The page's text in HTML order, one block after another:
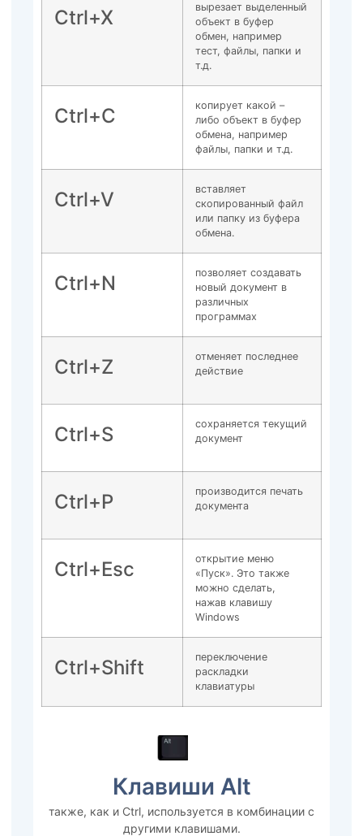
Ctrl+X
вырезает выделенный
объект в буфер
обмен, например
тест, файлы, папки и
т.д.
Ctrl+C
копирует какой –
либо объект в буфер
обмена, например
файлы, папки и т.д.
Ctrl+V
вставляет
скопированный файл
или папку из буфера
обмена.
Ctrl+N
позволяет создавать
новый документ в
различных
программах
Ctrl+Z
отменяет последнее
действие
Ctrl+S
сохраняется текущий
документ
Ctrl+P
производится печать
документа
Ctrl+Esc
открытие меню
«Пуск». Это также
можно сделать,
нажав клавишу
Windows
Ctrl+Shift
переключение
раскладки
клавиатуры
Клавиши Alt
также, как и Ctrl, используется в комбинации с
другими клавишами.